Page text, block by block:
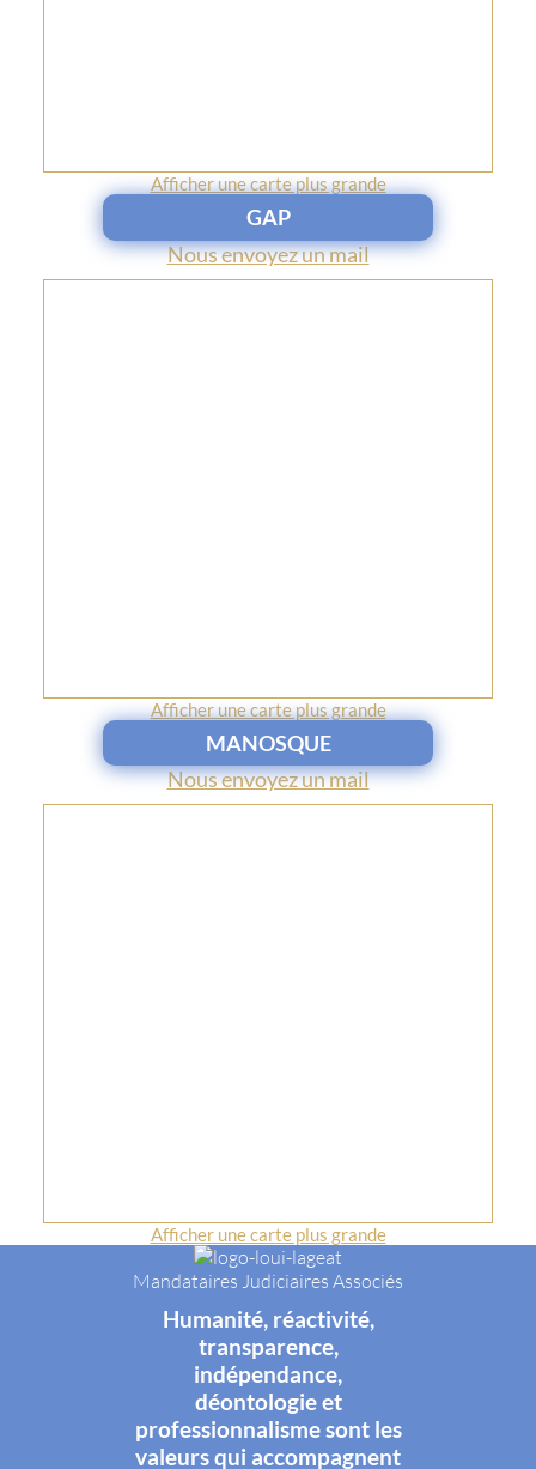
Afficher une carte plus grande
GAP
Nous envoyez un mail
Afficher une carte plus grande
MANOSQUE
Nous envoyez un mail
Afficher une carte plus grande
Mandataires Judiciaires Associés
Humanité, réactivité,
transparence,
indépendance,
déontologie et
professionnalisme sont les
valeurs qui accompagnent